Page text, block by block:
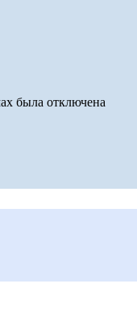
была отключена